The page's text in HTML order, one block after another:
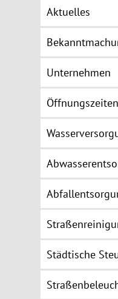
Aktuelles
Unternehmen
Öffnungszeiten
Städtische